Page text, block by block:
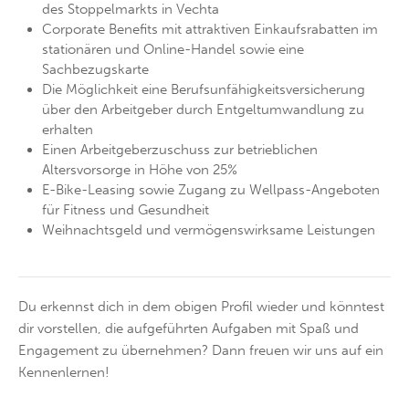
Drop us a line
info@yourdomain.com
About us
Lorem ipsum dolor sit amet, consectetuer adipiscing
elit.
Aenean commodo ligula eget dolor. Aenean massa. Cum
sociis natoque penatibus et magnis dis parturient montes,
nascetur ridiculus mus. Donec quam felis, ultricies nec.
des Stoppelmarkts in Vechta
Corporate Benefits mit attraktiven Einkaufsrabatten im
stationären und Online-Handel sowie eine
Sachbezugskarte
Die Möglichkeit eine Berufsunfähigkeitsversicherung
über den Arbeitgeber durch Entgeltumwandlung zu
erhalten
Einen Arbeitgeberzuschuss zur betrieblichen
Altersvorsorge in Höhe von 25%
E-Bike-Leasing sowie Zugang zu Wellpass-Angeboten
für Fitness und Gesundheit
Weihnachtsgeld und vermögenswirksame Leistungen
Du erkennst dich in dem obigen Profil wieder und könntest
dir vorstellen, die aufgeführten Aufgaben mit Spaß und
Engagement zu übernehmen? Dann freuen wir uns auf ein
Kennenlernen!